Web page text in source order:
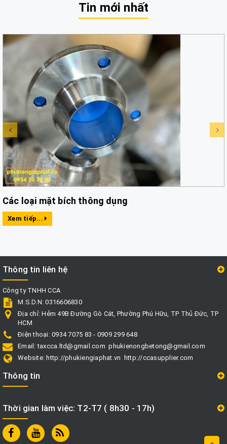
Tin mới nhất
Các loại mặt bích thông dụng
Xem tiếp...
Thông tin liên hệ
Công ty TNHH CCA
M.S.D.N: 0316606830
Địa chỉ:Hẻm 49B Đường Gò Cát, Phường Phú Hữu, TP Thủ Đức, TP
HCM
Điện thoại: 0934 7075 83 - 0909 299 648
Email:taxcca.ltd@gmail.com phukienongbetong@gmail.com
Website: http://phukiengiaphat.vn http://ccasupplier.com
Thông tin
Thời gian làm việc: T2-T7 ( 8h30 - 17h)